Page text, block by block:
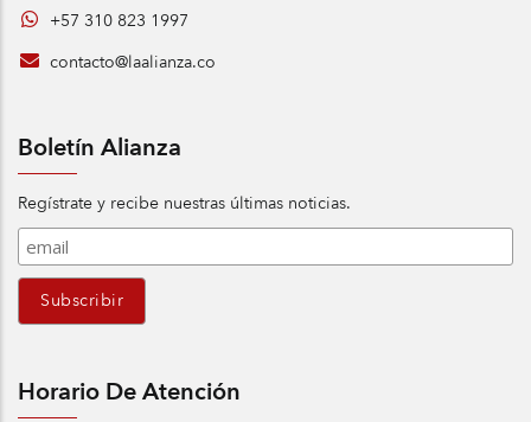
+57 310 823 1997
contacto@laalianza.co
Boletín Alianza
Regístrate y recibe nuestras últimas noticias.
Horario De Atención